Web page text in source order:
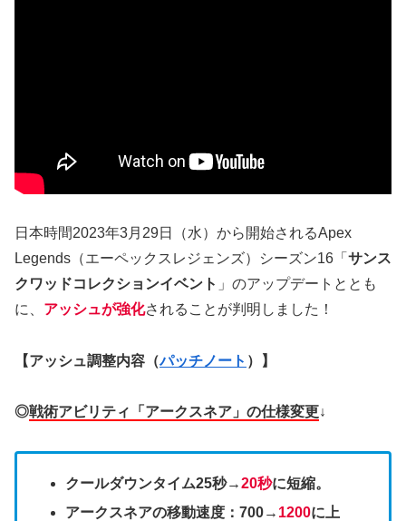
日本時間2023年3月29日（水）から開始されるApex
Legends（エーペックスレジェンズ）シーズン16「 サンス
クワッドコレクションイベント 」のアップデートととも
に、 アッシュが強化されることが判明しました！
【アッシュ調整内容（パッチノート ）】
◎戦術アビリティ「アークスネア」の仕様変更 ↓
クールダウンタイム25秒→20秒に短縮。
アークスネアの移動速度：700→ 1200に上